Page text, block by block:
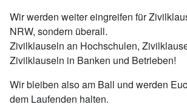
Wir werden weiter eingreifen für
NRW, sondern überall.
Zivilklauseln an Hochschulen,
Zivilklauseln in Banken und Betrieben!
Wir bleiben also am Ball und werden
dem Laufenden halten.